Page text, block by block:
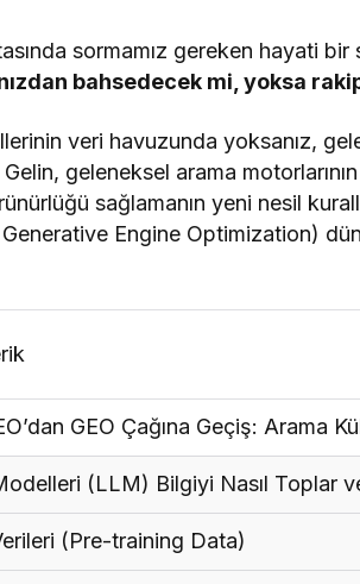
sormamız gereken hayati
bahsedecek mi, yoksa
veri havuzunda yoksanız,
geleneksel arama
sağlamanın yeni nesil
Engine Optimization)
GEO Çağına Geçiş: Arama
(LLM) Bilgiyi Nasıl Toplar
(Pre-training Data)